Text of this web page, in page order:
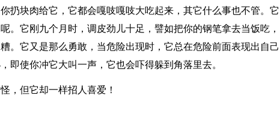
扔块肉给它，它都会嘎吱嘎吱大吃起来，其它什么事也不管。它
。它刚九个月时，调皮劲儿十足，譬如把你的钢笔拿去当饭吃，
。它又是那么勇敢，当危险出现时，它总在危险前面表现出自己
即使你冲它大叫一声，它也会吓得躲到角落里去。
，但它却一样招人喜爱！